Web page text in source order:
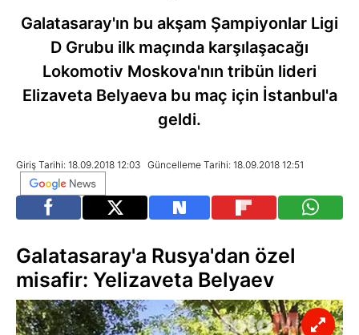
Galatasaray'ın bu akşam Şampiyonlar Ligi
D Grubu ilk maçında karşılaşacağı
Lokomotiv Moskova'nın tribün lideri
Elizaveta Belyaeva bu maç için İstanbul'a
geldi.
Giriş Tarihi: 18.09.2018 12:03 Güncelleme Tarihi: 18.09.2018 12:51
Galatasaray'a Rusya'dan özel
misafir: Yelizaveta Belyaev